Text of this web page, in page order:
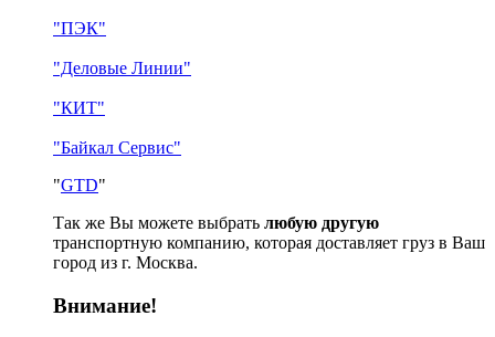
"ПЭК"
"Деловые Линии"
"КИТ"
"Байкал Сервис"
"GTD"
Так же Вы можете выбрать любую другую
транспортную компанию, которая доставляет груз в Ваш
город из г. Москва.
Внимание!